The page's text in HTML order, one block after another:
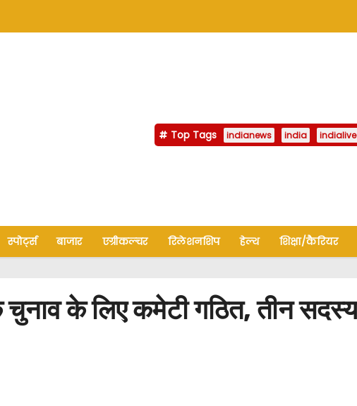
Top Tags indianews india indialive
स्पोर्ट्स बाजार एग्रीकल्चर रिलेशनशिप हेल्थ शिक्षा/कैरियर
के लिए कमेटी गठित, तीन